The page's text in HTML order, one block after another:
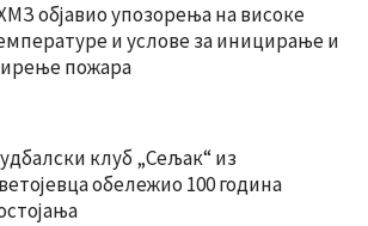
објавио упозорења на високе
и услове за иницирање и
пожара
клуб „Сељак“ из
обележио 100 година